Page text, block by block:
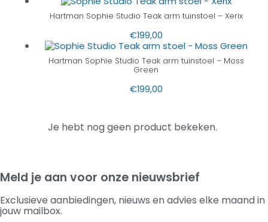
Hartman Sophie Studio Teak arm tuinstoel – Xerix
€199,00
Hartman Sophie Studio Teak arm tuinstoel – Moss
Green
€199,00
Je hebt nog geen product bekeken.
Meld je aan voor onze nieuwsbrief
Exclusieve aanbiedingen, nieuws en advies elke maand in
jouw mailbox.